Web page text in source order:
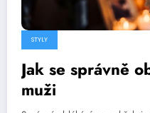
STYLY
Jak se správně
muži